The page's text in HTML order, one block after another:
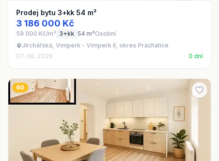
Prodej bytu 3+kk 54 m²
3 186 000 Kč
59 000 Kč/m² 3+kk 54 m²Osobní
Jirchářská, Vimperk - Vimperk II, okres Prachatice
07. 08. 2026
0 dní
60